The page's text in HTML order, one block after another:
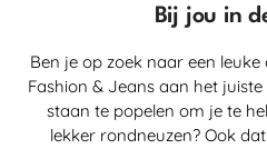
Bij jou in
Ben je op zoek naar een
Fashion & Jeans aan het
staan te popelen om je te
lekker rondneuzen? Ook